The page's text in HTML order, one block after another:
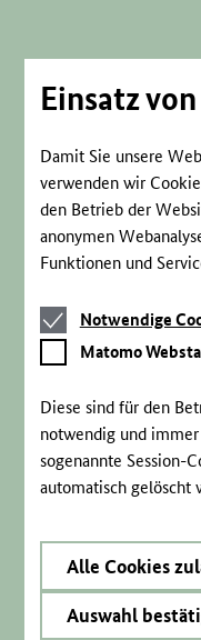
Einsatz
Damit Sie unsere
verwenden wir
den Betrieb der
anonymen
Funktionen und
Notwendige
Cookies
Notwendige
Matomo
Webstatistik
Matomo
Diese sind für den
notwendig und
sogenannte Session-
automatisch gelöscht
Alle Cookies
Auswahl